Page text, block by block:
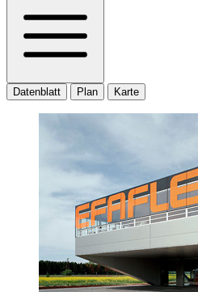
Datenblatt Plan Karte